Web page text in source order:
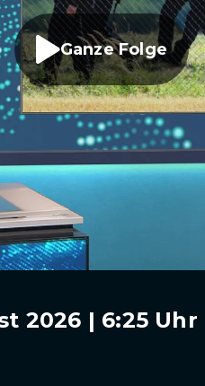
Ganze Folge
2026 | 6:25 Uhr